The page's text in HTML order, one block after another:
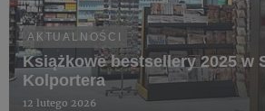
AKTUALNOŚCI
Książkowe bestsellery 2025 w
Kolportera
12 lutego 2026